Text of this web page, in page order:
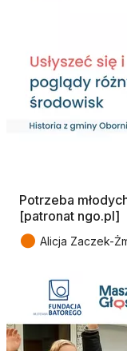
Potrzeba
[patronat ngo.pl]
● Alicja Zaczek-